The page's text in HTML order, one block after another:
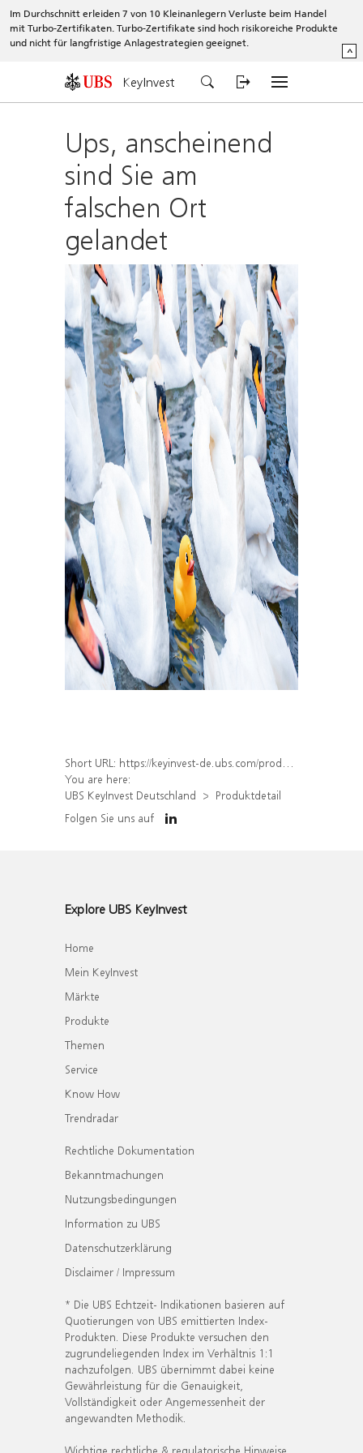
Im Durchschnitt erleiden 7 von 10 Kleinanlegern Verluste beim Handel
mit Turbo-Zertifikaten. Turbo-Zertifikate sind hoch risikoreiche Produkte
und nicht für langfristige Anlagestrategien geeignet.
^
KeyInvest
Ups, anscheinend
sind Sie am
falschen Ort
gelandet
Short URL: https://keyinvest-de.ubs.com/produkt/detail/index/isin/DE000WA6RV31
You are here:
UBS KeyInvest Deutschland
Produktdetail
Folgen Sie uns auf
Explore UBS KeyInvest
Home
Mein KeyInvest
Märkte
Produkte
Themen
Service
Know How
Trendradar
Rechtliche Dokumentation
Bekanntmachungen
Nutzungsbedingungen
Information zu UBS
Datenschutzerklärung
Disclaimer / Impressum
* Die UBS Echtzeit- Indikationen basieren auf
Quotierungen von UBS emittierten Index-
Produkten. Diese Produkte versuchen den
zugrundeliegenden Index im Verhältnis 1:1
nachzufolgen. UBS übernimmt dabei keine
Gewährleistung für die Genauigkeit,
Vollständigkeit oder Angemessenheit der
angewandten Methodik.